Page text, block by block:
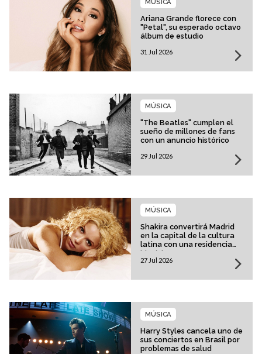
Ariana Grande florece con
"Petal", su esperado octavo
álbum de estudio
31 Jul 2026
"The Beatles" cumplen el
sueño de millones de fans
con un anuncio histórico
MÚSICA
29 Jul 2026
Shakira convertirá Madrid
en la capital de la cultura
latina con una residencia
histórica
MÚSICA
27 Jul 2026
Harry Styles cancela uno de
sus conciertos en Brasil por
problemas de salud
MÚSICA